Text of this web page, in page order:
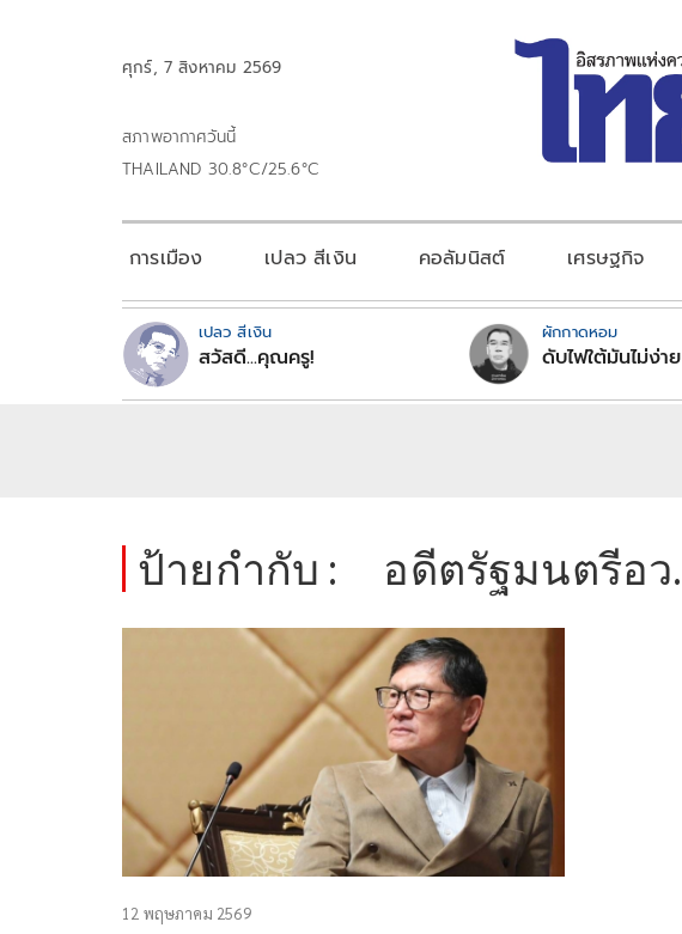
ศุกร์, 7 สิงหาคม 2569
สภาพอากาศวันนี้
THAILAND 30.8°C/25.6°C
การเมือง เปลว สีเงิน คอลัมนิสต์ เศรษฐกิจ
เปลว สีเงิน
สวัสดี...คุณครู!
ผักกาดหอม
ดับไฟใต้มันไม่ง่าย
ป้ายกำกับ : อดีตรัฐมนตรีอว.
12 พฤษภาคม 2569